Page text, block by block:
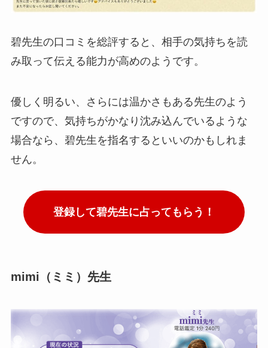
碧先生の口コミを総評すると、相手の気持ちを読
み取って伝える能力が高めのようです。
優しく明るい、さらには温かさもある先生のよう
ですので、気持ちがかなり沈み込んでいるような
場合なら、碧先生を指名するといいのかもしれま
せん。
登録して碧先生に占ってもらう！
mimi（ミミ）先生